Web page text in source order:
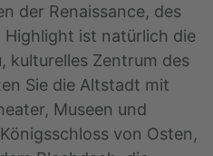
der Renaissance, des
ist natürlich die
kulturelles Zentrum des
Sie die Altstadt mit
Museen und
von Osten,